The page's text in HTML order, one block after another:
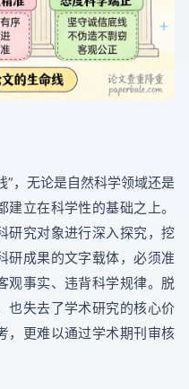
，无论是自然科学领域还是
立在科学性的基础之上。
研究对象进行深入探究，挖
研成果的文字载体，必须准
观事实、违背科学规律。脱
也失去了学术研究的核心价
，更难以通过学术期刊审核